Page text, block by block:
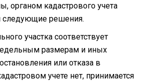
органом кадастрового учета
следующие решения.
участка соответствует
размерам и иных
или отказа в
учете нет, принимается